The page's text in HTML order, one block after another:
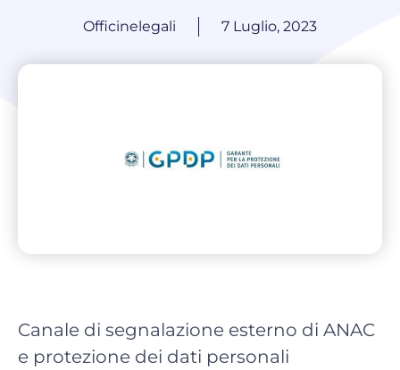
Officinelegali 7 Luglio, 2023
Canale di segnalazione esterno di ANAC
e protezione dei dati personali